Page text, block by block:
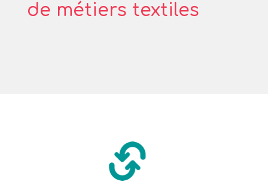
de métiers textiles